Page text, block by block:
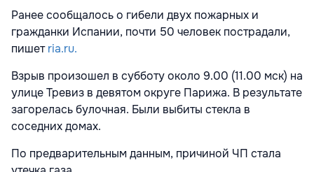
Ранее сообщалось о гибели двух пожарных и
гражданки Испании, почти 50 человек пострадали,
пишетria.ru.
Взрыв произошел в субботу около 9.00 (11.00 мск) на
улице Тревиз в девятом округе Парижа. В результате
загорелась булочная. Были выбиты стекла в
соседних домах.
По предварительным данным, причиной ЧП стала